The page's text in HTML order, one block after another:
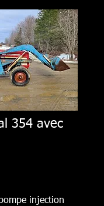
354 avec
injection